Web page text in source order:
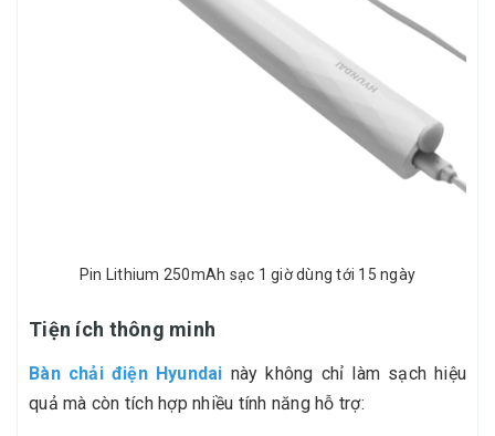
Pin Lithium 250mAh sạc 1 giờ dùng tới 15 ngày
Tiện ích thông minh
Bàn chải điện Hyundai này không chỉ làm sạch hiệu
quả mà còn tích hợp nhiều tính năng hỗ trợ: